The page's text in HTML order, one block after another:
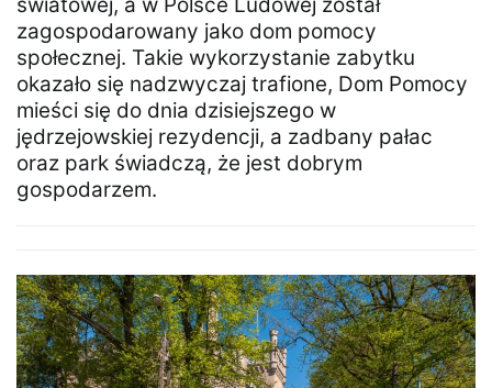
zagospodarowany jako dom pomocy
społecznej. Takie wykorzystanie zabytku
okazało się nadzwyczaj trafione, Dom Pomocy
mieści się do dnia dzisiejszego w
jędrzejowskiej rezydencji, a zadbany pałac
oraz park świadczą, że jest dobrym
gospodarzem.